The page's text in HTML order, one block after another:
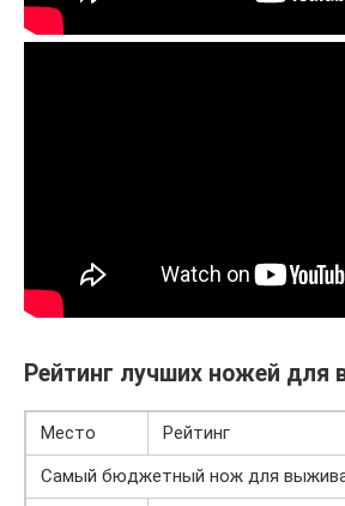
Рейтинг лучших ножей для
Место
Рейтинг
Самый бюджетный нож для